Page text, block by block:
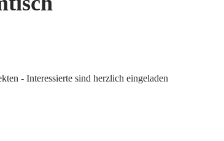
- Interessierte sind herzlich eingeladen